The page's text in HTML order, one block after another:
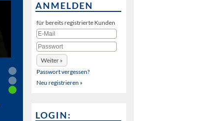
ANMELDEN
für bereits registrierte Kunden
Passwort vergessen?
Neu registrieren »
LOGIN: